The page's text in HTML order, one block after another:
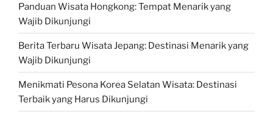
Panduan Wisata Hongkong: Tempat Menarik yang
Wajib Dikunjungi
Berita Terbaru Wisata Jepang: Destinasi Menarik yang
Wajib Dikunjungi
Menikmati Pesona Korea Selatan Wisata: Destinasi
Terbaik yang Harus Dikunjungi